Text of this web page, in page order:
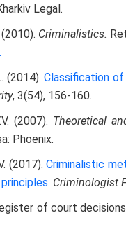
Legal.
Criminalistics.
.
(2014).Classification
, 3(54), 156-160.
(2007). Theoretical
Phoenix.
(2017).Criminalistic
principles. Criminologist
of court